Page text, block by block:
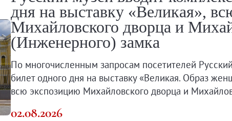
дня на выставку «Великая»,
Михайловского дворца и
(Инженерного) замка
По многочисленным запросам посетителей
билет одного дня на выставку «Великая. Образ
всю экспозицию Михайловского дворца и
02.08.2026